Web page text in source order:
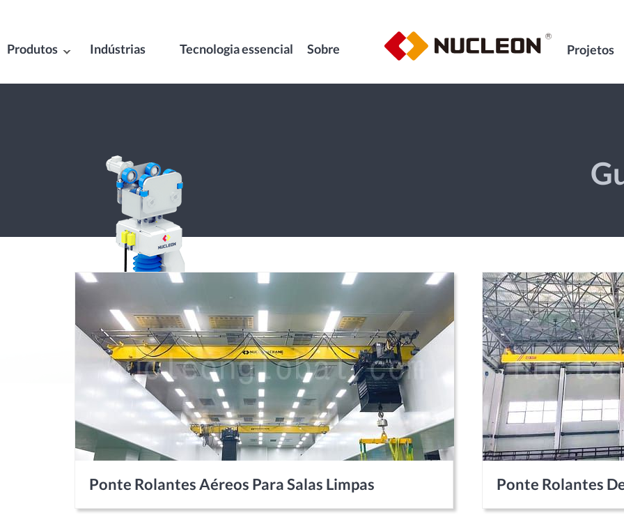
Produtos Indústrias Tecnologia essencial Sobre Projetos
Ponte Rolantes Aéreos Para Salas Limpas Ponte Rolantes